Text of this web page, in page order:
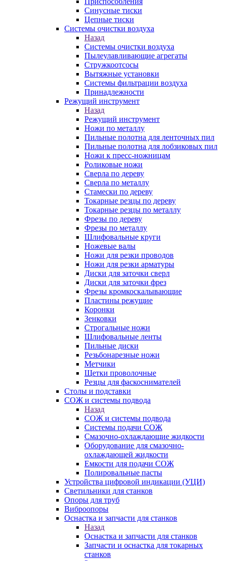
Синусные тиски
Цепные тиски
Системы очистки воздуха
Назад
Системы очистки воздуха
Пылеулавливающие агрегаты
Стружкоотсосы
Вытяжные установки
Системы фильтрации воздуха
Принадлежности
Режущий инструмент
Назад
Режущий инструмент
Ножи по металлу
Пильные полотна для ленточных пил
Пильные полотна для лобзиковых пил
Ножи к пресс-ножницам
Роликовые ножи
Сверла по дереву
Сверла по металлу
Стамески по дереву
Токарные резцы по дереву
Токарные резцы по металлу
Фрезы по дереву
Фрезы по металлу
Шлифовальные круги
Ножевые валы
Ножи для резки проводов
Ножи для резки арматуры
Диски для заточки сверл
Диски для заточки фрез
Фрезы кромкоскалывающие
Пластины режущие
Коронки
Зенковки
Строгальные ножи
Шлифовальные ленты
Пильные диски
Резьбонарезные ножи
Метчики
Щетки проволочные
Резцы для фаскоснимателей
Столы и подставки
СОЖ и системы подвода
Назад
СОЖ и системы подвода
Системы подачи СОЖ
Смазочно-охлаждающие жидкости
Оборудование для смазочно-
охлаждающей жидкости
Емкости для подачи СОЖ
Полировальные пасты
Устройства цифровой индикации (УЦИ)
Светильники для станков
Опоры для труб
Виброопоры
Оснастка и запчасти для станков
Назад
Оснастка и запчасти для станков
Запчасти и оснастка для токарных
станков